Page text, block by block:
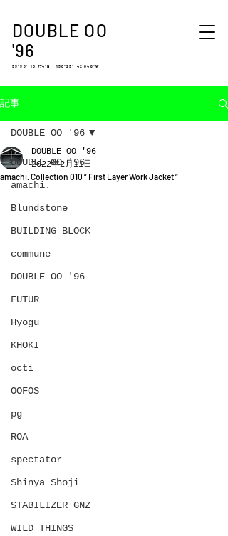
DOUBLE OO
'96
33°35′ 10.774″N 130°23′ 42.048″W
記事
DOUBLE OO '96
amachi.
Blundstone
BUILDING BLOCK
commune
DOUBLE OO '96
FUTUR
Hyōgu
KHOKI
octi
OOFOS
pg
ROA
spectator
Shinya Shoji
STABILIZER GNZ
WILD THINGS
DOUBLE OO '96
amachi. Collection 010 “ First Layer Work Jacket “
DOUBLE OO '96
2022年2月11日